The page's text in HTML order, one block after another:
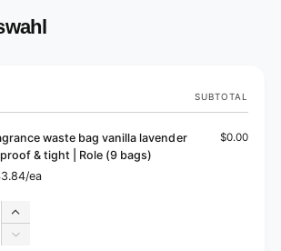
SUBTOTAL
waste bag vanilla lavender
& tight | Role (9 bags)
ea
$0.00
Increase
quantity
Decrease